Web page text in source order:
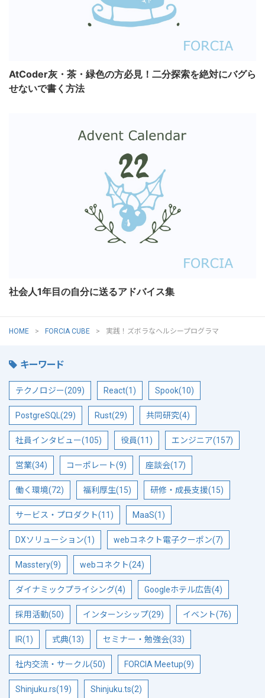
AtCoder灰・茶・緑色の方必見！二分探索を絶対にバグら
せないで書く方法
社会人1年目の自分に送るアドバイス集
HOME FORCIA CUBE 実践！ズボラなヘルシープログラマ
キーワード
テクノロジー(209) React(1) Spook(10)
PostgreSQL(29) Rust(29) 共同研究(4)
社員インタビュー(105) 役員(11) エンジニア(157)
営業(34) コーポレート(9) 座談会(17)
働く環境(72) 福利厚生(15) 研修・成長支援(15)
サービス・プロダクト(11) MaaS(1)
DXソリューション(1) webコネクト電子クーポン(7)
Masstery(9) webコネクト(24)
ダイナミックプライシング(4) Googleホテル広告(4)
採用活動(50) インターンシップ(29) イベント(76)
IR(1) 式典(13) セミナー・勉強会(33)
社内交流・サークル(50) FORCIA Meetup(9)
Shinjuku.rs(19) Shinjuku.ts(2)